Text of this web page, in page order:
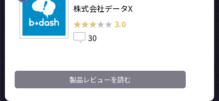
株式会社データX
★★★★★
★★★★★ 3.0
30
製品レビューを読む